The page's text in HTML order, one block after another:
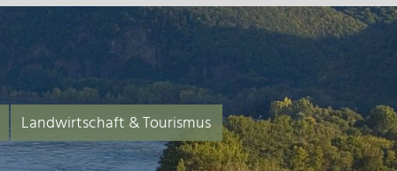
Landwirtschaft & Tourismus